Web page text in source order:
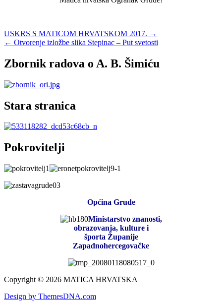
Navigacija
objava
USKRS S MATICOM HRVATSKOM 2017. →
← Otvorenje izložbe slika Stepinac – Put svetosti
Zbornik radova o A. B. Šimiću
Stara stranica
Pokrovitelji
Općina Grude
Ministarstvo znanosti,
obrazovanja, kulture i
športa Županije
Zapadnohercegovačke
Copyright © 2026 MATICA HRVATSKA
Design by ThemesDNA.com